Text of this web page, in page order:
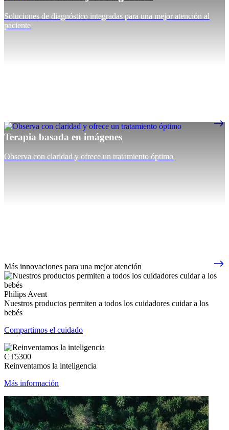
Soluciones de diagnóstico integradas para una mejor atención al
paciente
Terapia basada en imágenes
Observa con claridad y ofrece un tratamiento óptimo
Más innovaciones para una mejor atención
Philips Avent
Nuestros productos permiten a todos los cuidadores cuidar a los
bebés
Compartimos el cuidado
CT5300
Reinventamos la inteligencia
Más información